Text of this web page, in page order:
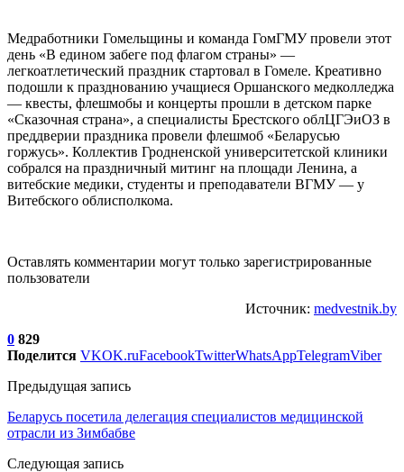
Медработники Гомельщины и команда ГомГМУ провели этот
день «В едином забеге под флагом страны» —
легкоатлетический праздник стартовал в Гомеле. Креативно
подошли к празднованию учащиеся Оршанского медколледжа
— квесты, флешмобы и концерты прошли в детском парке
«Сказочная страна», а специалисты Брестского облЦГЭиОЗ в
преддверии праздника провели флешмоб «Беларусью
горжусь». Коллектив Гродненской университетской клиники
собрался на праздничный митинг на площади Ленина, а
витебские медики, студенты и преподаватели ВГМУ — у
Витебского облисполкома.
Оставлять комментарии могут только зарегистрированные
пользователи
Источник: medvestnik.by
0 829
Поделится VKOK.ruFacebookTwitterWhatsAppTelegramViber
Предыдущая запись
Беларусь посетила делегация специалистов медицинской
отрасли из Зимбабве
Следующая запись